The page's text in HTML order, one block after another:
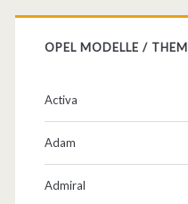
OPEL MODELLE /
Activa
Adam
Admiral